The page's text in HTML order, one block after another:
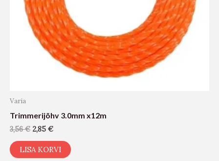
Varia
Trimmerijõhv 3.0mm x12m
3,56€ 2,85 €
LISA KORVI